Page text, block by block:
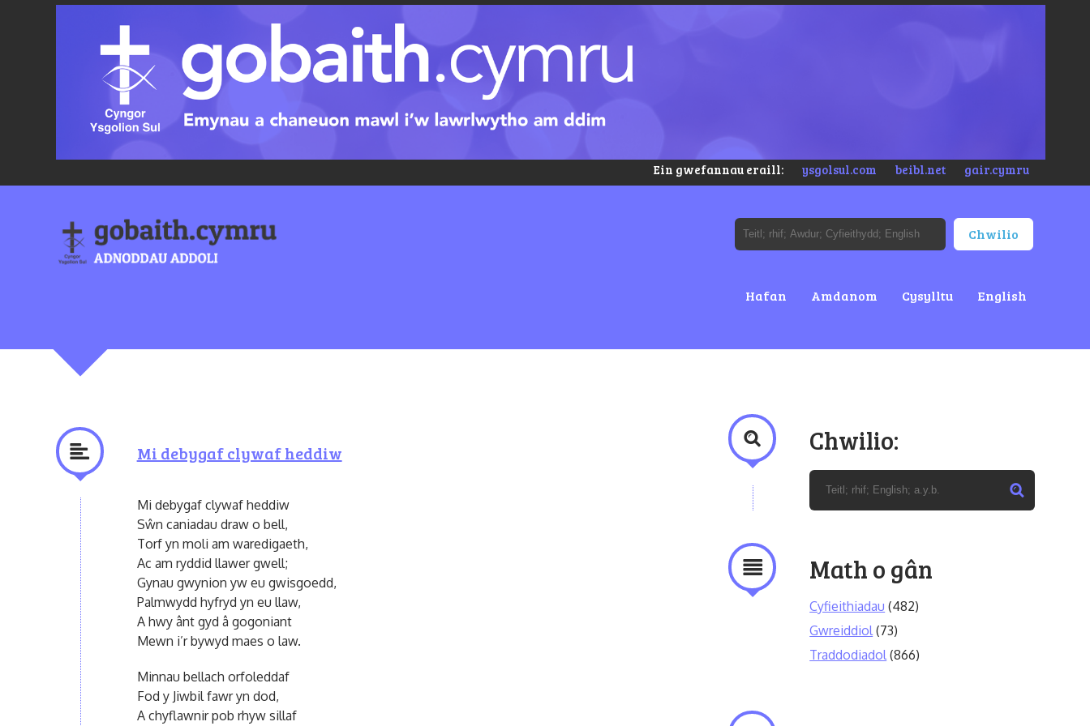
Ein gwefannau eraill: ysgolsul.com beibl.net gair.cymru
Hafan Amdanom Cysylltu English
Mi debygaf clywaf heddiw
Mi debygaf clywaf heddiw
Sŵn caniadau draw o bell,
Torf yn moli am waredigaeth,
Ac am ryddid llawer gwell;
Gynau gwynion yw eu gwisgoedd,
Palmwydd hyfryd yn eu llaw,
A hwy ânt gyd â gogoniant
Mewn i’r bywyd maes o law.
Minnau bellach orfoleddaf
Fod y Jiwbil fawr yn dod,
A chyflawnir pob rhyw sillaf
Chwilio:
Math o gân
Cyfieithiadau (482)
Gwreiddiol (73)
Traddodiadol (866)